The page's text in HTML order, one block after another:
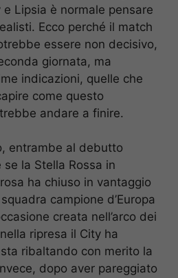
Lipsia è normale pensare
Ecco perché il match
essere non decisivo,
giornata, ma
indicazioni, quelle che
come questo
andare a finire.
entrambe al debutto
la Stella Rossa in
ha chiuso in vantaggio
campione d’Europa
creata nell’arco dei
ripresa il City ha
ribaltando con merito la
dopo aver pareggiato